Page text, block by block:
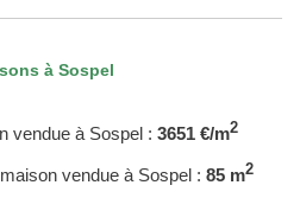
à Sospel
vendue à Sospel : 3651 €/m2
vendue à Sospel : 85 m2